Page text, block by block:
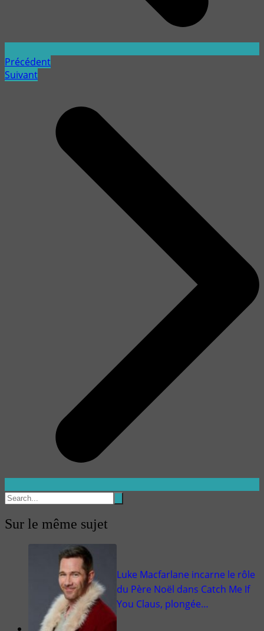
Précédent
Suivant
Sur le même sujet
Luke Macfarlane incarne le rôle
du Père Noël dans Catch Me If
You Claus, plongée…